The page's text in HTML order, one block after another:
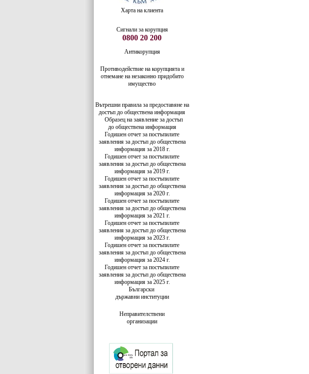
Харта на клиента
Сигнали за корупция
0800 20 200
Антикорупция
Противодействие на корупцията и
отнемане на незаконно придобито
имущество
Вътрешни правила за предоставяне на
достъп до обществена информация
Образец на заявление за достъп
до обществена информация
Годишен отчет за постъпилите
заявления за достъп до обществена
информация за 2018 г.
Годишен отчет за постъпилите
заявления за достъп до обществена
информация за 2019 г.
Годишен отчет за постъпилите
заявления за достъп до обществена
информация за 2020 г.
Годишен отчет за постъпилите
заявления за достъп до обществена
информация за 2021 г.
Годишен отчет за постъпилите
заявления за достъп до обществена
информация за 2023 г.
Годишен отчет за постъпилите
заявления за достъп до обществена
информация за 2024 г.
Годишен отчет за постъпилите
заявления за достъп до обществена
информация за 2025 г.
Български
държавни институции
Неправителствени
организации